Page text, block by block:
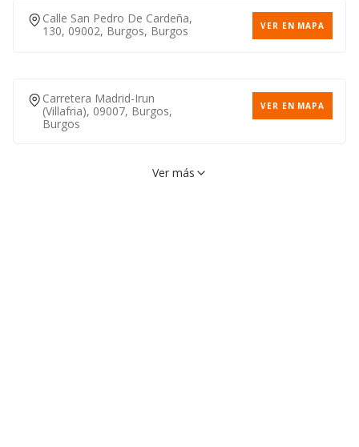
Calle San Pedro De Cardeña,
130, 09002, Burgos, Burgos
VER EN MAPA
Carretera Madrid-Irun
(villafria), 09007, Burgos,
Burgos
VER EN MAPA
Ver más